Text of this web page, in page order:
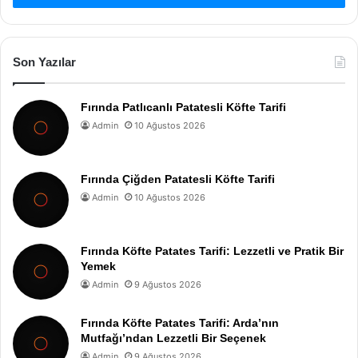
Son Yazılar
Fırında Patlıcanlı Patatesli Köfte Tarifi
Admin 10 Ağustos 2026
Fırında Çiğden Patatesli Köfte Tarifi
Admin 10 Ağustos 2026
Fırında Köfte Patates Tarifi: Lezzetli ve Pratik Bir
Yemek
Admin 9 Ağustos 2026
Fırında Köfte Patates Tarifi: Arda’nın
Mutfağı’ndan Lezzetli Bir Seçenek